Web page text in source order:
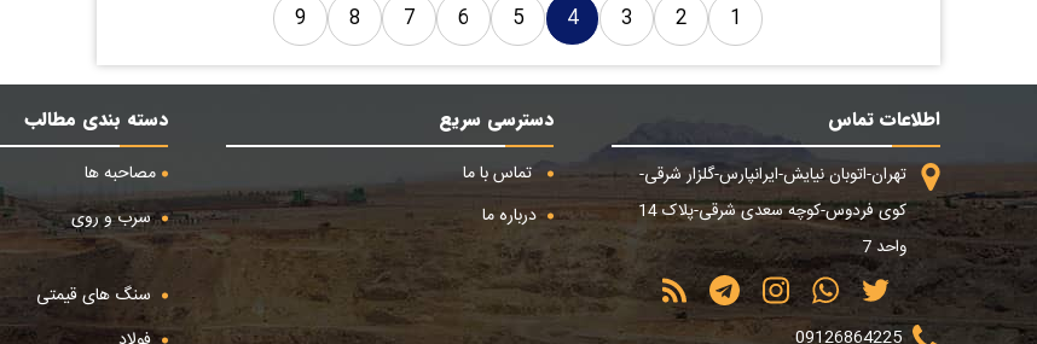
1
2
3
4
5
6
7
8
9
اطلاعات تماس
تهران-اتوبان نیایش-ایرانپارس-گلزار شرقی-
کوی فردوس-کوچه سعدی شرقی-پلاک 14
واحد 7
09126864225
دسترسی سریع
تماس با ما
درباره ما
دسته بندی مطالب
مصاحبه ها
سرب و روی
سنگ های قیمتی